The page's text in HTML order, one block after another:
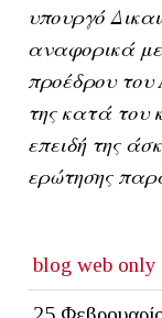
υπουργό
αναφορικά με
προέδρου του
της κατά του
επειδή της
ερώτησης
blog web only